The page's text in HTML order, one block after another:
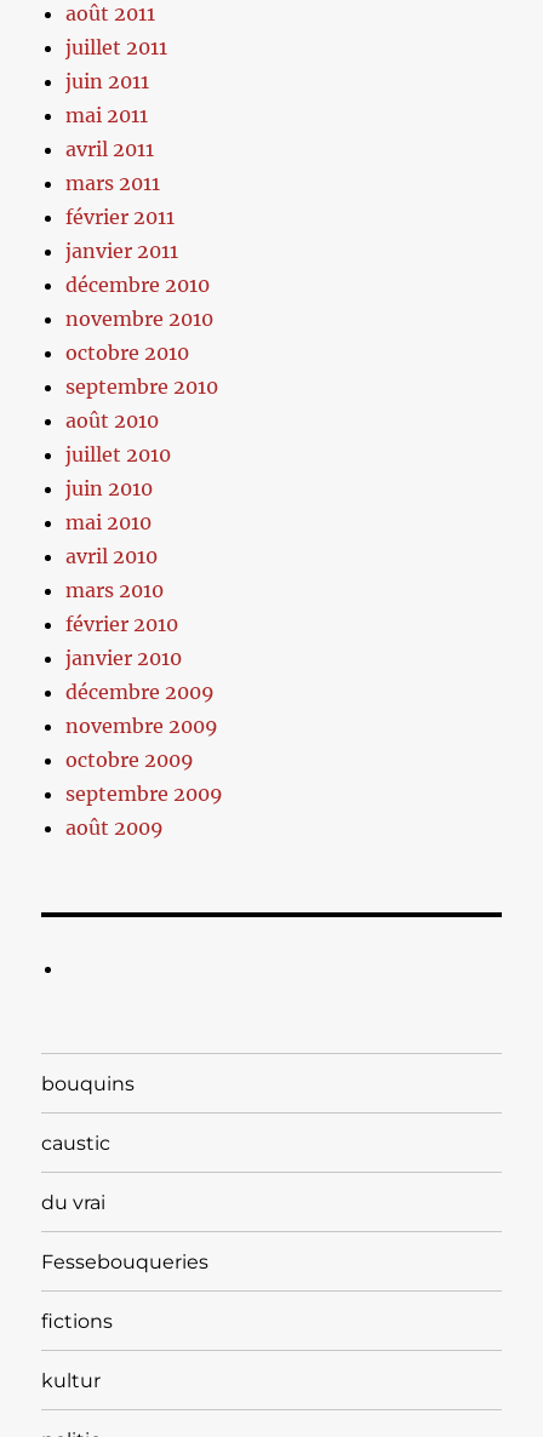
août 2011
juillet 2011
juin 2011
mai 2011
avril 2011
mars 2011
février 2011
janvier 2011
décembre 2010
novembre 2010
octobre 2010
septembre 2010
août 2010
juillet 2010
juin 2010
mai 2010
avril 2010
mars 2010
février 2010
janvier 2010
décembre 2009
novembre 2009
octobre 2009
septembre 2009
août 2009
bouquins
caustic
du vrai
Fessebouqueries
fictions
kultur